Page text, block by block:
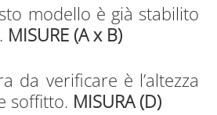
modello è già stabilito
MISURE (A x B)
da verificare è l’altezza
soffitto. MISURA (D)